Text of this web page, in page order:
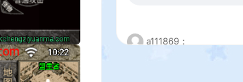
a111869：